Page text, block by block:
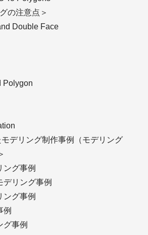
の注意点＞
Double Face
Polygon
モデリング制作事例（モデリング
ング事例
デリング事例
ング事例
例
グ事例